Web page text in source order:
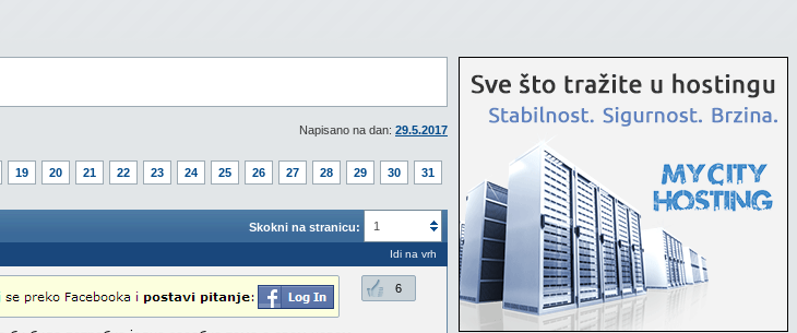
Napisano na dan: 29.5.2017
19 20 21 22 23 24 25 26 27 28 29 30 31
Skokni na stranicu: 1
Idi na vrh
6